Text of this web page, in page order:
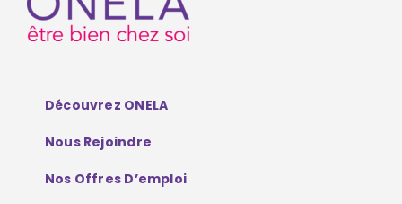
Découvrez ONELA
Nous Rejoindre
Nos Offres D’emploi